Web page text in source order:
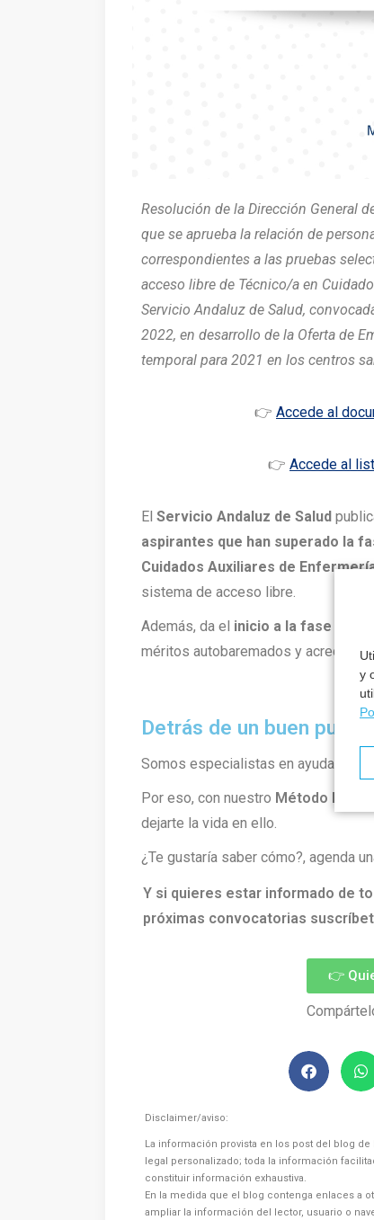
y
Resolución de la Dirección General
que se aprueba la relación de
correspondientes a las pruebas
acceso libre de Técnico/a en
Servicio Andaluz de Salud,
2022, en desarrollo de la Oferta de
temporal para 2021 en los centros
👉 Accede al
👉 Accede al
El Servicio Andaluz de Salud
aspirantes que han superado la
Cuidados Auxiliares de
sistema de acceso libre.
Además, da el inicio a la fase de
méritos autobaremados y
Detrás de un buen
Somos especialistas en ayudarte a
Por eso, con nuestro Método
dejarte la vida en ello.
¿Te gustaría saber cómo?, agenda
Y si quieres estar informado de
próximas convocatorias
👉
Disclaimer/aviso:
La información provista en los post del blog
legal personalizado; toda la información
constituir información exhaustiva.
En la medida que el blog contenga enlaces a
ampliar la información del lector, usuario o